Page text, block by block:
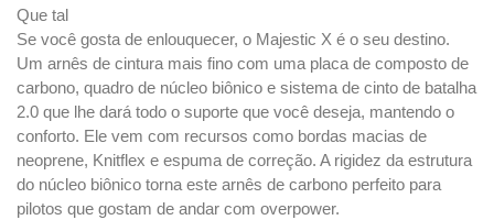
Que tal
Se você gosta de enlouquecer, o Majestic X é o seu destino.
Um arnês de cintura mais fino com uma placa de composto de
carbono, quadro de núcleo biônico e sistema de cinto de batalha
2.0 que lhe dará todo o suporte que você deseja, mantendo o
conforto. Ele vem com recursos como bordas macias de
neoprene, Knitflex e espuma de correção. A rigidez da estrutura
do núcleo biônico torna este arnês de carbono perfeito para
pilotos que gostam de andar com overpower.